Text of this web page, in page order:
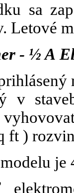
sa
Letové
- ½ A
v
ft )
je